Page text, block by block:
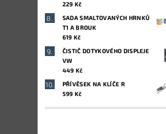
229 Kč
SADA SMALTOVANÝCH HRNKŮ
T1 A BROUK
619 Kč
ČISTIČ DOTYKOVÉHO DISPLEJE
VW
449 Kč
PŘÍVĚSEK NA KLÍČE R
599 Kč